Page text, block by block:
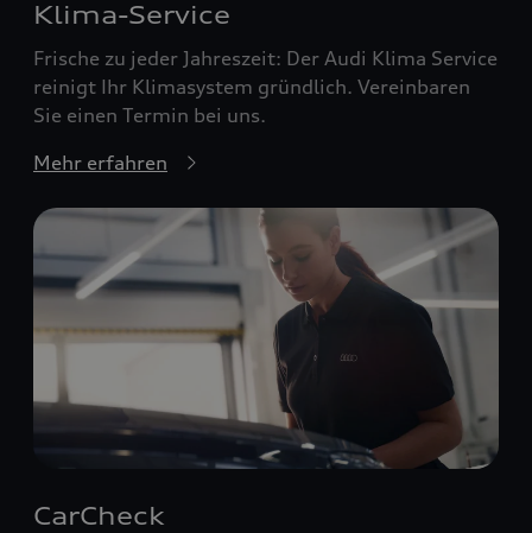
Klima-Service
Frische zu jeder Jahreszeit: Der Audi Klima Service
reinigt Ihr Klimasystem gründlich. Vereinbaren
Sie einen Termin bei uns.
Mehr erfahren
CarCheck